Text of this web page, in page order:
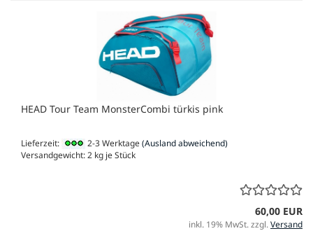
HEAD Tour Team MonsterCombi türkis pink
Lieferzeit: 2-3 Werktage(Ausland abweichend)
Versandgewicht:2 kg je Stück
60,00 EUR
inkl. 19% MwSt. zzgl.Versand